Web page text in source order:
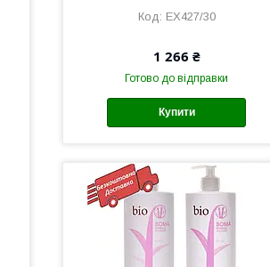
EX427/30
1 266 ₴
Готово до відправки
Купити